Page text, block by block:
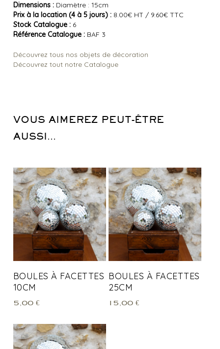
Dimensions :Diamètre : 15cm
Prix à la location (4 à 5 jours) :8.00€ HT / 9.60€ TTC
Stock Catalogue :6
Référence Catalogue :BAF 3
Découvrez tous nos objets de décoration
Découvrez tout notre Catalogue
VOUS AIMEREZ PEUT-ÊTRE
AUSSI…
BOULES À FACETTES
10CM
5,00 €
BOULES À FACETTES
25CM
15,00€